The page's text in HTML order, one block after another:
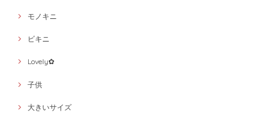
モノキニ
ビキニ
Lovely✿
子供
大きいサイズ